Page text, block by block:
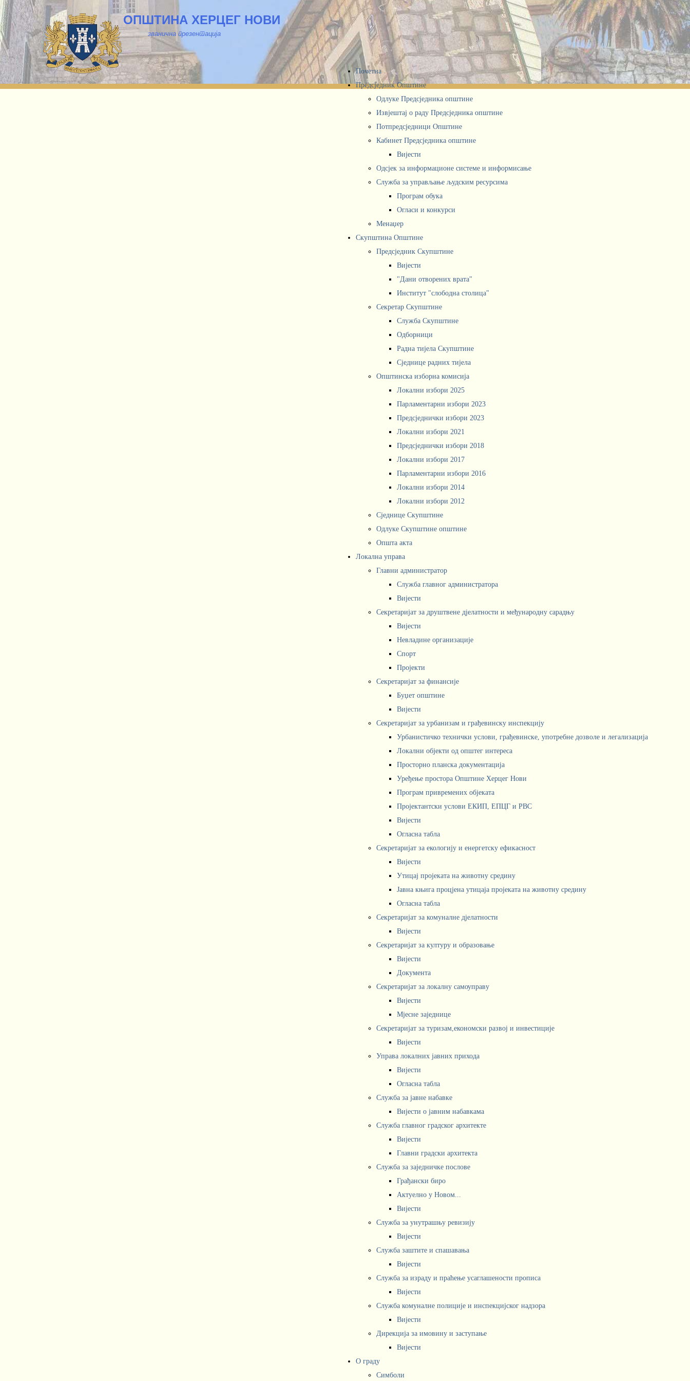
ОПШТИНА ХЕРЦЕГ НОВИ
званична презентација
Почетна
Предсједник Општине
Одлуке Предсједника општине
Извјештај о раду Предсједника општине
Потпредсједници Општине
Кабинет Предсједника oпштине
Вијести
Одсјек за информационе системе и информисање
Служба за управљање људским ресурсима
Програм обука
Огласи и конкурси
Менаџер
Скупштина Општине
Предсједник Скупштине
Вијести
"Дани отворених врата"
Институт "слободна столица"
Секретар Скупштине
Служба Скупштине
Одборници
Радна тијела Скупштине
Сједнице радних тијела
Општинска изборна комисија
Локални избори 2025
Парламентарни избори 2023
Предсједнички избори 2023
Локални избори 2021
Предсједнички избори 2018
Локални избори 2017
Парламентарни избори 2016
Локални избори 2014
Локални избори 2012
Сједнице Скупштине
Одлуке Скупштине општине
Општа акта
Локална управа
Главни администратор
Служба главног администратора
Вијести
Секретаријат за друштвене дјелатности и међународну сарадњу
Вијести
Невладине организације
Спорт
Пројекти
Секретаријат за финансије
Буџет општине
Вијести
Секретаријат за урбанизам и грађевинску инспекцију
Урбанистичко технички услови, грађевинске, употребне дозволе и легализација
Локални објекти од општег интереса
Просторно планска документација
Уређење простора Општине Херцег Нови
Програм привремених објеката
Пројектантски услови ЕКИП, ЕПЦГ и РВС
Вијести
Огласна табла
Секретаријат за екологију и енергетску ефикасност
Вијести
Утицај пројеката на животну средину
Јавна књига процјена утицаја пројеката на животну средину
Огласна табла
Секретаријат за комуналне дјелатности
Вијести
Секретаријат за културу и образовање
Вијести
Документа
Секретаријат за локалну самоуправу
Вијести
Мјесне заједнице
Секретаријат за туризам,економски развој и инвестиције
Вијести
Управа локалних јавних прихода
Вијести
Огласна табла
Служба за јавне набавке
Вијести о јавним набавкама
Служба главног градског архитекте
Вијести
Главни градски архитекта
Служба за заједничке послове
Грађански биро
Актуелно у Новом...
Вијести
Служба за унутрашњу ревизију
Вијести
Служба заштите и спашавања
Вијести
Служба за израду и праћење усаглашености прописа
Вијести
Служба комуналне полиције и инспекцијског надзора
Вијести
Дирекција за имовину и заступање
Вијести
О граду
Симболи